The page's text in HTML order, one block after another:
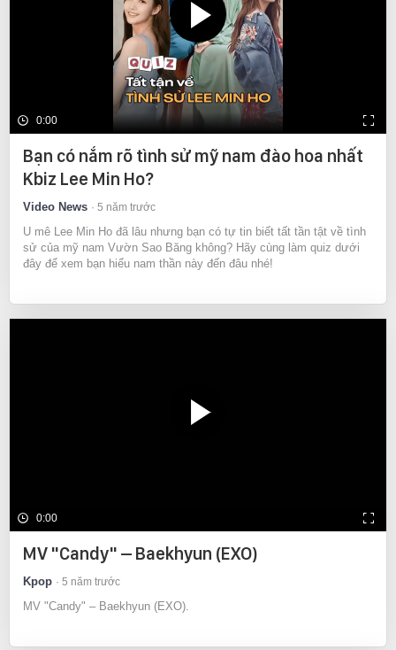
0:00
Bạn có nắm rõ tình sử mỹ nam đào hoa nhất
Kbiz Lee Min Ho?
Video News 5 năm trước
U mê Lee Min Ho đã lâu nhưng bạn có tự tin biết tất tần tật về tình
sử của mỹ nam Vườn Sao Băng không? Hãy cùng làm quiz dưới
đây để xem bạn hiểu nam thần này đến đâu nhé!
0:00
MV "Candy" – Baekhyun (EXO)
Kpop 5 năm trước
MV "Candy" – Baekhyun (EXO).